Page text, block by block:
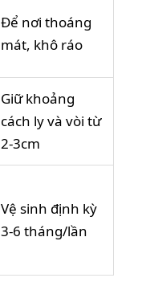
Để nơi thoáng
mát, khô ráo
Giữ khoảng
cách ly và vòi từ
2-3cm
Vệ sinh định kỳ
3-6 tháng/lần